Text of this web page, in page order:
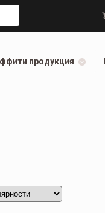
продукция